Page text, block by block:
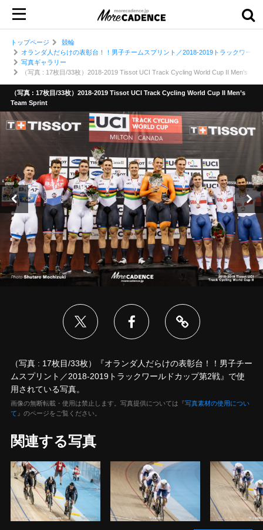
トップページ
競輪
オランダ人だらけの表彰台！！男子チームスプリント／2018-2019トラックワール
写真ギャラリー
（写真 : 17枚目/33枚）2018-2019 Tissot UCI Track Cycling World Cup II Men’s
（写真 : 17枚目/33枚）2018-2019 Tissot UCI Track Cycling World Cup II Men’s
Team Sprint
（写真 : 17枚目/33枚）『オランダ人だらけの表彰台！！男子チー
ムスプリント／2018-2019トラックワールドカップ第2戦』で使
用されている写真。
画像の無断転載・使用は禁止します。写真提供については『写真素材の使用につい
て 』のページをご覧ください。
関連する写真